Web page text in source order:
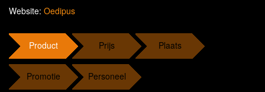
Website: Oedipus
Product Prijs Plaats
Promotie Personeel